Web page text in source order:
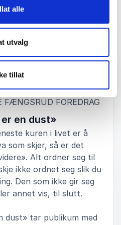
alle
utvalg
tillat
3Kundevurderinger
FÆNGSRUD FOREDRAG
en dust»
kuren i livet er å
som skjer, så er det
Alt ordner seg til
ikke ordnet seg slik du
Den som ikke gir seg
annet vis, til slutt.
dust» tar publikum med